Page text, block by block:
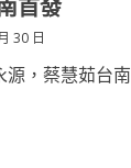
30 日
源，蔡慧茹台南